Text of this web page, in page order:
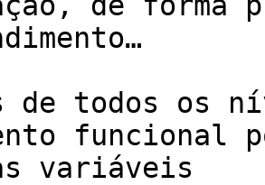
funcional
variáveis